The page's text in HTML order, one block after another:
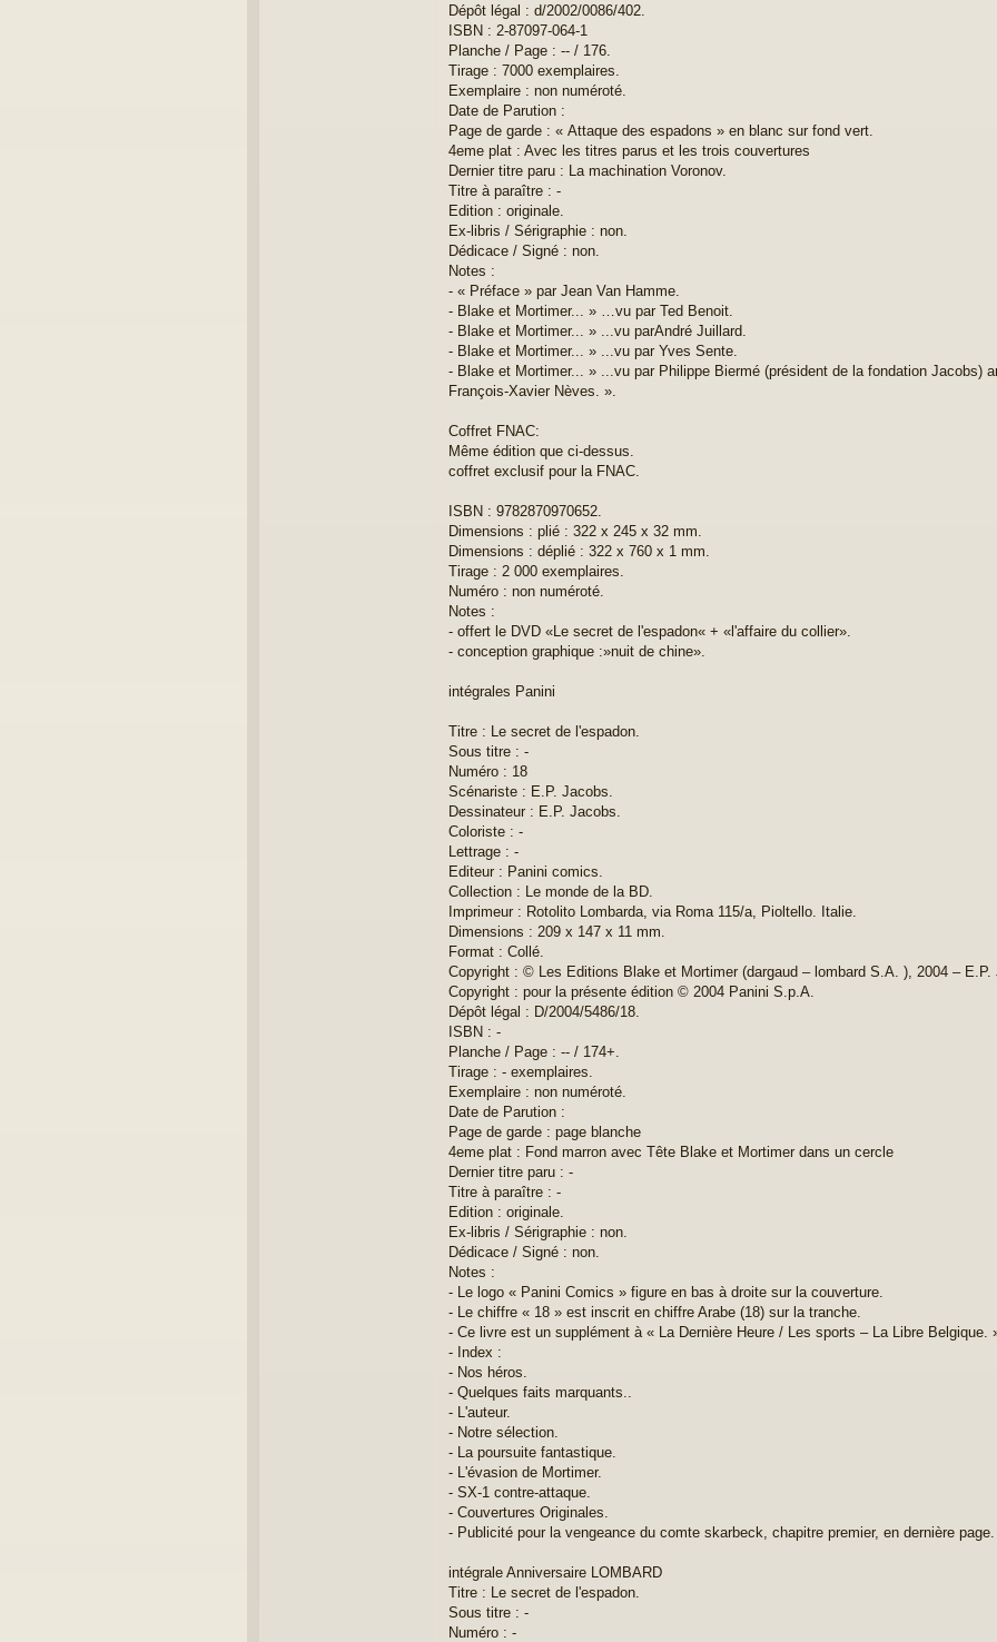
Dépôt légal : d/2002/0086/402.
ISBN : 2-87097-064-1
Planche / Page : -- / 176.
Tirage : 7000 exemplaires.
Exemplaire : non numéroté.
Date de Parution :
Page de garde : « Attaque des espadons » en blanc sur fond vert.
4eme plat : Avec les titres parus et les trois couvertures
Dernier titre paru : La machination Voronov.
Titre à paraître : -
Edition : originale.
Ex-libris / Sérigraphie : non.
Dédicace / Signé : non.
Notes :
- « Préface » par Jean Van Hamme.
- Blake et Mortimer... » …vu par Ted Benoit.
- Blake et Mortimer... » ...vu parAndré Juillard.
- Blake et Mortimer... » ...vu par Yves Sente.
- Blake et Mortimer... » ...vu par Philippe Biermé (président de la fondation Jacobs)
François-Xavier Nèves. ».
Coffret FNAC:
Même édition que ci-dessus.
coffret exclusif pour la FNAC.
ISBN : 9782870970652.
Dimensions : plié : 322 x 245 x 32 mm.
Dimensions : déplié : 322 x 760 x 1 mm.
Tirage : 2 000 exemplaires.
Numéro : non numéroté.
Notes :
- offert le DVD «Le secret de l'espadon« + «l'affaire du collier».
- conception graphique :»nuit de chine».
intégrales Panini
Titre : Le secret de l'espadon.
Sous titre : -
Numéro : 18
Scénariste : E.P. Jacobs.
Dessinateur : E.P. Jacobs.
Coloriste : -
Lettrage : -
Editeur : Panini comics.
Collection : Le monde de la BD.
Imprimeur : Rotolito Lombarda, via Roma 115/a, Pioltello. Italie.
Dimensions : 209 x 147 x 11 mm.
Format : Collé.
Copyright : © Les Editions Blake et Mortimer (dargaud – lombard S.A. ), 2004 – E.P.
Copyright : pour la présente édition © 2004 Panini S.p.A.
Dépôt légal : D/2004/5486/18.
ISBN : -
Planche / Page : -- / 174+.
Tirage : - exemplaires.
Exemplaire : non numéroté.
Date de Parution :
Page de garde : page blanche
4eme plat : Fond marron avec Tête Blake et Mortimer dans un cercle
Dernier titre paru : -
Titre à paraître : -
Edition : originale.
Ex-libris / Sérigraphie : non.
Dédicace / Signé : non.
Notes :
- Le logo « Panini Comics » figure en bas à droite sur la couverture.
- Le chiffre « 18 » est inscrit en chiffre Arabe (18) sur la tranche.
- Ce livre est un supplément à « La Dernière Heure / Les sports – La Libre Belgique.
- Index :
- Nos héros.
- Quelques faits marquants..
- L'auteur.
- Notre sélection.
- La poursuite fantastique.
- L'évasion de Mortimer.
- SX-1 contre-attaque.
- Couvertures Originales.
- Publicité pour la vengeance du comte skarbeck, chapitre premier, en dernière page.
intégrale Anniversaire LOMBARD
Titre : Le secret de l'espadon.
Sous titre : -
Numéro : -